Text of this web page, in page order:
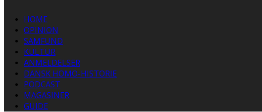
HOME
OPINION
SAMFUND
KULTUR
ANMELDELSER
DANSK HOMO-HISTORIE
PODCAST
MAGASINER
GUIDE